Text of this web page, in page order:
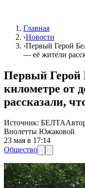
Главная
›Новости
›Первый Герой
— её жители
Первый Герой
километре от
рассказали,
Источник: БЕЛТА
Виолетты Южаковой
23 мая в 17:14
Общество